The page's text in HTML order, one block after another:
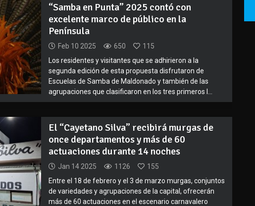
“Samba en Punta” 2025 contó con
excelente marco de público en la
Península
Feb 10 2025 650
115
Los residentes y visitantes que se adhirieron a la
segunda edición de esta propuesta disfrutaron de
Escuelas de Samba de Maldonado y también de las
agrupaciones que clasificaron en los tres primeros l...
El “Cayetano Silva” recibirá murgas de
once departamentos y más de 60
actuaciones durante 14 noches
Jan 14 2025 1126
155
Entre el 18 de febrero y el 3 de marzo murgas, conjuntos
de variedades y agrupaciones de la capital, ofrecerán
más de 60 actuaciones en el escenario carnavalero